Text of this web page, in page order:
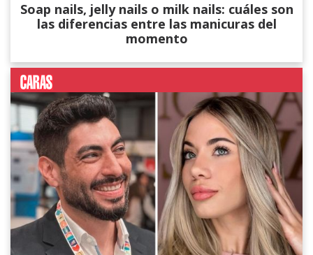
Soap nails, jelly nails o milk nails: cuáles son
las diferencias entre las manicuras del
momento